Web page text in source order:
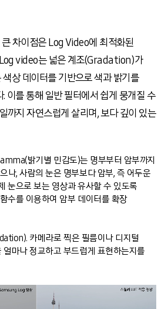
차이점은 Log Video에 최적화된
video는 넓은 계조(Gradation)가
상 데이터를 기반으로 색과 밝기를
이를 통해 일반 필터에서 쉽게 뭉개질 수
까지 자연스럽게 살리며, 보다 깊이 있는
밝기별 민감도)는 명부부터 암부까지
나, 사람의 눈은 명부보다 암부, 즉 어두운
눈으로 보는 영상과 유사할 수 있도록
수를 이용하여 암부 데이터를 확장
카메라로 찍은 필름이나 디지털
얼마나 정교하고 부드럽게 표현하는지를